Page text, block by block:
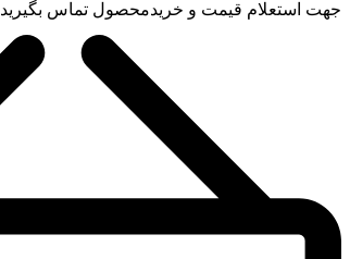
جهت استعلام قیمت و خریدمحصول تماس بگیرید